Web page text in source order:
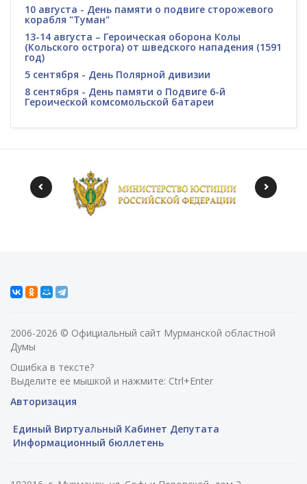
10 августа - День памяти о подвиге сторожевого
корабля "Туман"
13-14 августа – Героическая оборона Колы
(Кольского острога) от шведского нападения (1591
год)
5 сентября - День Полярной дивизии
8 сентября - День памяти о Подвиге 6-й
Героической комсомольской батареи
2006-2026 © Официальный сайт Мурманской областной
Думы
Ошибка в тексте?
Выделите ее мышкой и нажмите: Ctrl+Enter
Авторизация
Единый Виртуальный Кабинет Депутата
Информационный бюллетень